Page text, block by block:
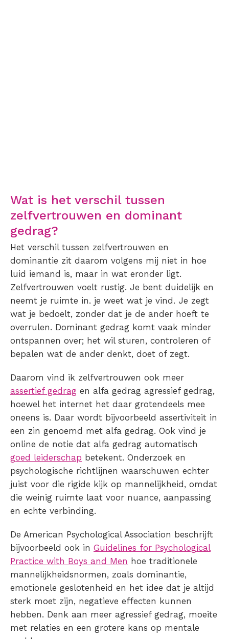
Wat is het verschil tussen
zelfvertrouwen en dominant
gedrag?
Het verschil tussen zelfvertrouwen en
dominantie zit daarom volgens mij niet in hoe
luid iemand is, maar in wat eronder ligt.
Zelfvertrouwen voelt rustig. Je bent duidelijk en
neemt je ruimte in. je weet wat je vind. Je zegt
wat je bedoelt, zonder dat je de ander hoeft te
overrulen. Dominant gedrag komt vaak minder
ontspannen over; het wil sturen, controleren of
bepalen wat de ander denkt, doet of zegt.
Daarom vind ik zelfvertrouwen ook meer
assertief gedrag en alfa gedrag agressief gedrag,
hoewel het internet het daar grotendeels mee
oneens is. Daar wordt bijvoorbeeld assertiviteit in
een zin genoemd met alfa gedrag. Ook vind je
online de notie dat alfa gedrag automatisch
goed leiderschap betekent. Onderzoek en
psychologische richtlijnen waarschuwen echter
juist voor die rigide kijk op mannelijkheid, omdat
die weinig ruimte laat voor nuance, aanpassing
en echte verbinding.
De American Psychological Association beschrijft
bijvoorbeeld ook in Guidelines for Psychological
Practice with Boys and Men hoe traditionele
mannelijkheidsnormen, zoals dominantie,
emotionele geslotenheid en het idee dat je altijd
sterk moet zijn, negatieve effecten kunnen
hebben. Denk aan meer agressief gedrag, moeite
met relaties en een grotere kans op mentale